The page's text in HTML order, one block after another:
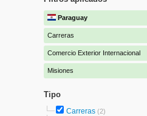
Paraguay
Carreras
Comercio Exterior Internacional
Misiones
Tipo
Carreras (2)